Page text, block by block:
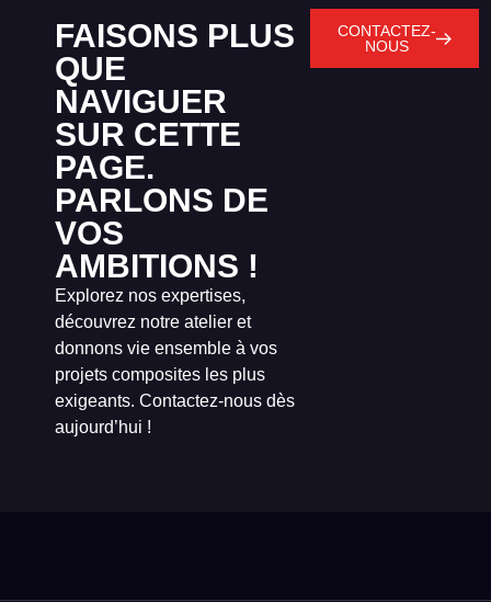
FAISONS PLUS
QUE
NAVIGUER
SUR CETTE
PAGE.
PARLONS DE
VOS
AMBITIONS !
Explorez nos expertises,
découvrez notre atelier et
donnons vie ensemble à vos
projets composites les plus
exigeants. Contactez-nous dès
aujourd’hui !
CONTACTEZ-
NOUS